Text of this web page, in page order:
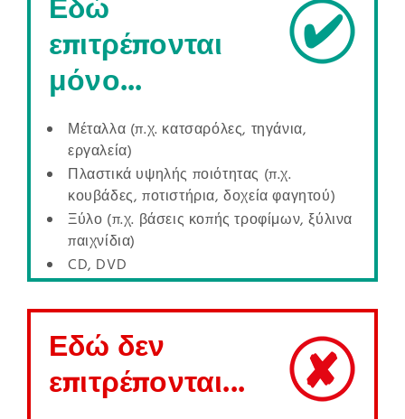
Εδώ
επιτρέπονται
μόνο...
Μέταλλα (π.χ. κατσαρόλες, τηγάνια,
εργαλεία)
Πλαστικά υψηλής ποιότητας (π.χ.
κουβάδες, ποτιστήρια, δοχεία φαγητού)
Ξύλο (π.χ. βάσεις κοπής τροφίμων, ξύλινα
παιχνίδια)
CD, DVD
Εδώ δεν
επιτρέπονται...